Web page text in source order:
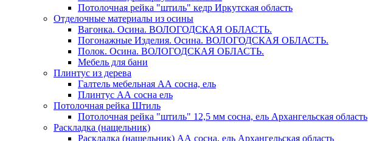
Потолочная рейка "штиль" кедр Иркутская область
Отделочные материалы из осины
Вагонка. Осина. ВОЛОГОДСКАЯ ОБЛАСТЬ.
Погонажные Изделия. Осина. ВОЛОГОДСКАЯ ОБЛАСТЬ.
Полок. Осина. ВОЛОГОДСКАЯ ОБЛАСТЬ.
Мебель для бани
Плинтус из дерева
Галтель мебельная АА сосна, ель
Плинтус АА сосна ель
Потолочная рейка Штиль
Потолочная рейка "штиль" 12,5 мм сосна, ель Архангельская область
Раскладка (нащельник)
Раскладка (нащельник) АА сосна, ель Архангельская область